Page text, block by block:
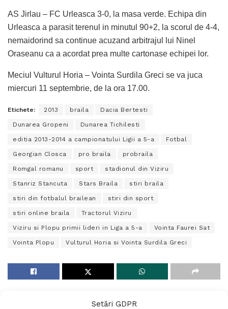
Setări GDPR
AS Jirlau – FC Urleasca 3-0, la masa verde. Echipa din
Urleasca a parasit terenul in minutul 90+2, la scorul de 4-4,
nemaidorind sa continue acuzand arbitrajul lui Ninel
Oraseanu ca a acordat prea multe cartonase echipei lor.
Meciul Vulturul Horia – Vointa Surdila Greci se va juca
miercuri 11 septembrie, de la ora 17.00.
Etichete: 2013 braila Dacia Bertesti
Dunarea Gropeni Dunarea Tichilesti
editia 2013-2014 a campionatului Ligii a 5-a Fotbal
Georgian Closca pro braila probraila
Romgal romanu sport stadionul din Viziru
Stanriz Stancuta Stars Braila stiri braila
stiri din fotbalul brailean stiri din sport
stiri online braila Tractorul Viziru
Viziru si Plopu primii lideri in Liga a 5-a Vointa Faurei Sat
Vointa Plopu Vulturul Horia si Vointa Surdila Greci